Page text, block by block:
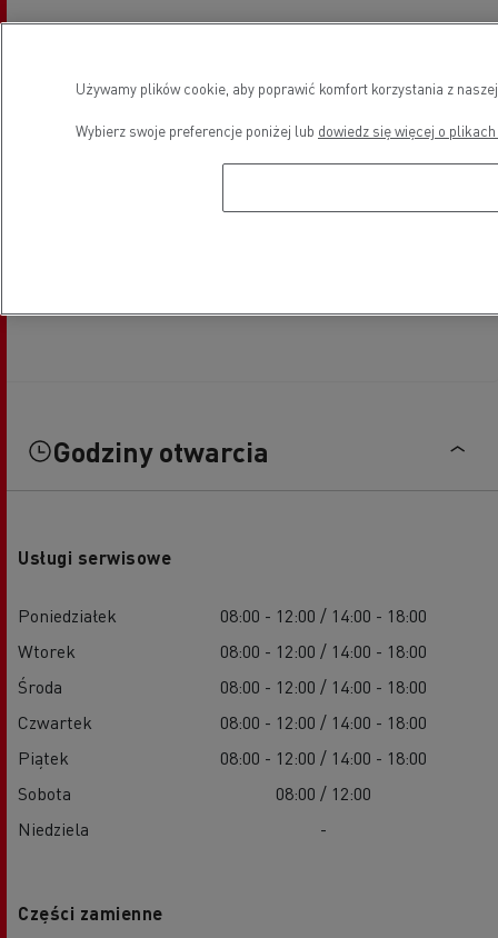
Godziny otwarcia
Usługi serwisowe
Poniedziałek
08:00 - 12:00 / 14:00 - 18:00
Wtorek
08:00 - 12:00 / 14:00 - 18:00
Środa
08:00 - 12:00 / 14:00 - 18:00
Czwartek
08:00 - 12:00 / 14:00 - 18:00
Piątek
08:00 - 12:00 / 14:00 - 18:00
Sobota
08:00 / 12:00
Niedziela
-
Części zamienne
Używamy plików cookie, aby poprawić komfort korzystania z
Wybierz swoje preferencje poniżej lub dowiedz się więcej o